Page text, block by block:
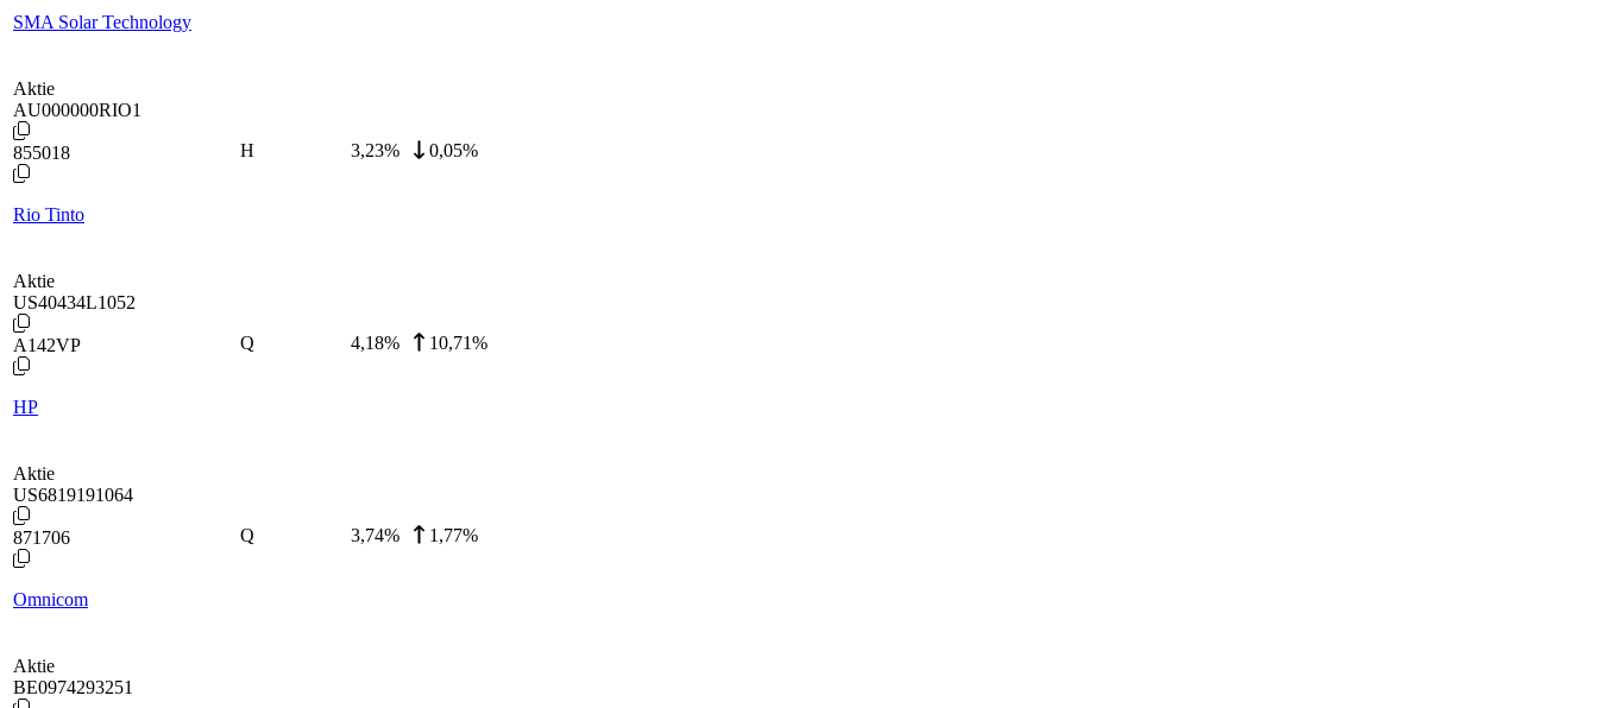
SMA Solar Technology
Aktie
AU000000RIO1
855018
Rio Tinto
H 3,23% 0,05%
Aktie
US40434L1052
A142VP
HP
Q 4,18% 10,71%
Aktie
US6819191064
871706
Omnicom
Q 3,74% 1,77%
Aktie
BE0974293251